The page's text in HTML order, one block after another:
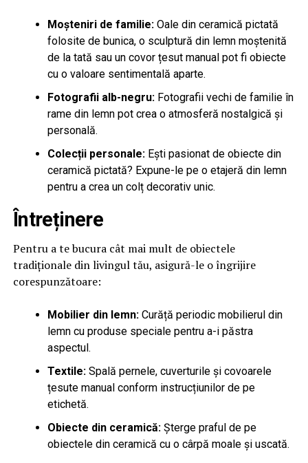
Moșteniri de familie:Oale din ceramică pictată
folosite de bunica, o sculptură din lemn moștenită
de la tată sau un covor țesut manual pot fi obiecte
cu o valoare sentimentală aparte.
Fotografii alb-negru:Fotografii vechi de familie în
rame din lemn pot crea o atmosferă nostalgică și
personală.
Colecții personale:Ești pasionat de obiecte din
ceramică pictată? Expune-le pe o etajeră din lemn
pentru a crea un colț decorativ unic.
Întreținere
Pentru a te bucura cât mai mult de obiectele
tradiționale din livingul tău, asigură-le o îngrijire
corespunzătoare:
Mobilier din lemn:Curăță periodic mobilierul din
lemn cu produse speciale pentru a-i păstra
aspectul.
Textile:Spală pernele, cuverturile și covoarele
țesute manual conform instrucțiunilor de pe
etichetă.
Obiecte din ceramică:Șterge praful de pe
obiectele din ceramică cu o cârpă moale și uscată.